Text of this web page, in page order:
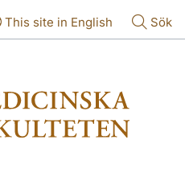
This site in English Sök